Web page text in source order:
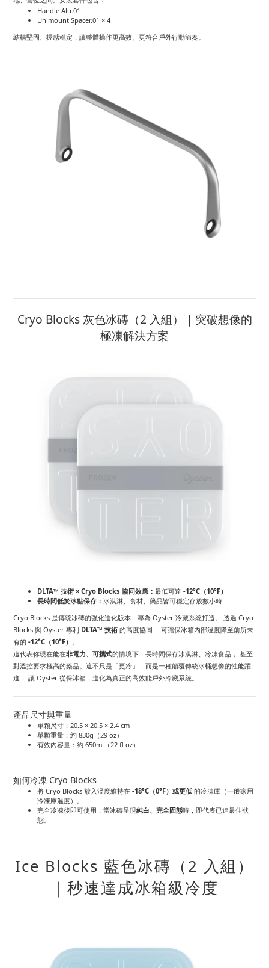
Handle Alu.01
Unimount Spacer.01 × 4
結構堅固、握感穩定，讓整體操作更高效、更符合戶外行動節奏。
Cryo Blocks 灰色冰磚（2 入組）｜突破想像的
極凍解決方案
DLTA™ 技術 × Cryo Blocks 協同效應： 最低可達 -12°C（10°F）
長時間低於冰點保存： 冰淇淋、食材、藥品皆可穩定存放數小時
Cryo Blocks 是傳統冰磚的強化進化版本，專為 Oyster 冷藏系統打造。 透過 Cryo
Blocks 與 Oyster 專利 DLTA™ 技術 的高度協同， 可讓保冰箱內部溫度降至前所未
有的 -12°C（10°F） 。
這代表你現在能在非電力、可攜式的情境下，長時間保存冰淇淋、冷凍食品， 甚至
對溫控要求極高的藥品。這不只是「更冷」，而是一種顛覆傳統冰桶想像的性能躍
進， 讓 Oyster 從保冰箱，進化為真正的高效能戶外冷藏系統。
產品尺寸與重量
單顆尺寸：20.5 × 20.5 × 2.4 cm
單顆重量：約 830g（29 oz）
有效內容量：約 650ml（22 fl oz）
如何冷凍 Cryo Blocks
將 Cryo Blocks 放入溫度維持在 -18°C（0°F）或更低 的冷凍庫（一般家用
冷凍庫溫度）。
完全冷凍後即可使用，當冰磚呈現純白、完全固態時，即代表已達最佳狀
態。
Ice Blocks 藍色冰磚（2 入組）
｜秒速達成冰箱級冷度